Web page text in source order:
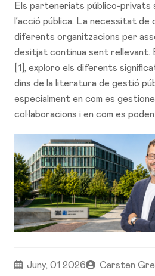
Els parteneriats público-privats
l’acció pública. La necessitat de
diferents organitzacions per
desitjat continua sent rellevant.
[1], exploro els diferents
dins de la literatura de gestió
especialment en com es
col·laboracions i en com es
Juny, 01 2026 Carsten